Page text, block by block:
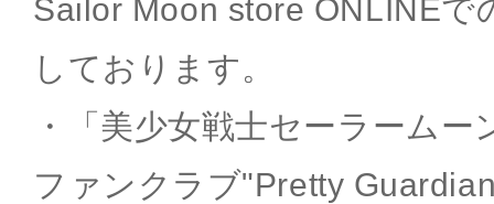
Sailor Moon store ONLINEで
しております。
・「美少女戦士セーラーム
ファンクラブ"Pretty